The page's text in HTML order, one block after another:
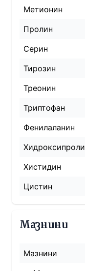
Метионин
Пролин
Серин
Тирозин
Треонин
Триптофан
Фенилаланин
Хистидин
Цистин
Мазнини
Мазнини